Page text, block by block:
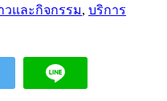
วและกิจกรรม, บริการ